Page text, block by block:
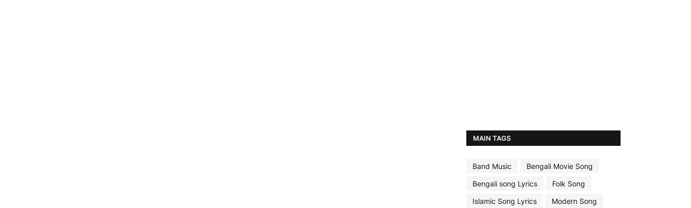
MAIN TAGS
Band Music
Bengali Movie Song
Bengali song Lyrics
Folk Song
Islamic Song Lyrics
Modern Song